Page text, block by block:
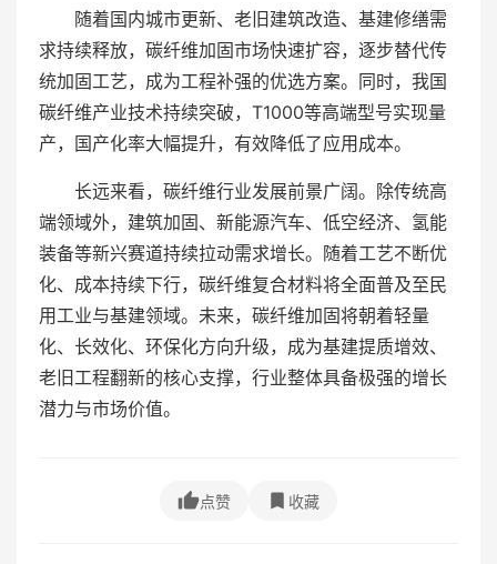
随着国内城市更新、老旧建筑改造、基建修缮需
求持续释放，碳纤维加固市场快速扩容，逐步替代传
统加固工艺，成为工程补强的优选方案。同时，我国
碳纤维产业技术持续突破，T1000等高端型号实现量
产，国产化率大幅提升，有效降低了应用成本。
长远来看，碳纤维行业发展前景广阔。除传统高
端领域外，建筑加固、新能源汽车、低空经济、氢能
装备等新兴赛道持续拉动需求增长。随着工艺不断优
化、成本持续下行，碳纤维复合材料将全面普及至民
用工业与基建领域。未来，碳纤维加固将朝着轻量
化、长效化、环保化方向升级，成为基建提质增效、
老旧工程翻新的核心支撑，行业整体具备极强的增长
潜力与市场价值。
点赞 收藏